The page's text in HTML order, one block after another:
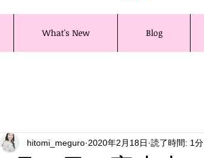
What's New Blog
hitomi_meguro 2020年2月18日 読了時間: 1分